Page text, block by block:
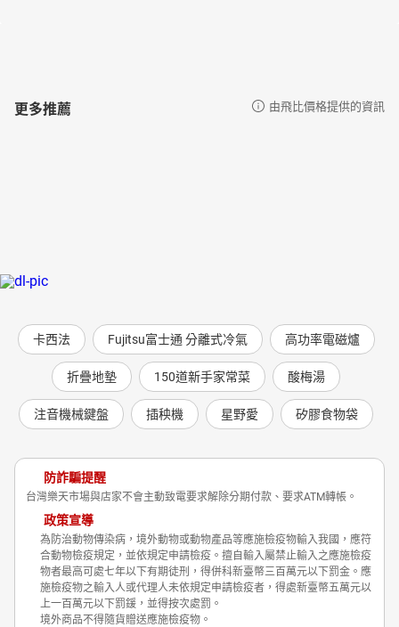
更多推薦 由飛比價格提供的資訊
卡西法 Fujitsu富士通 分離式冷氣 高功率電磁爐
折疊地墊 150道新手家常菜 酸梅湯
注音機械鍵盤 插秧機 星野愛 矽膠食物袋
防詐騙提醒
台灣樂天市場與店家不會主動致電要求解除分期付款、要求ATM轉帳。
政策宣導
為防治動物傳染病，境外動物或動物產品等應施檢疫物輸入我國，應符
合動物檢疫規定，並依規定申請檢疫。擅自輸入屬禁止輸入之應施檢疫
物者最高可處七年以下有期徒刑，得併科新臺幣三百萬元以下罰金。應
施檢疫物之輸入人或代理人未依規定申請檢疫者，得處新臺幣五萬元以
上一百萬元以下罰鍰，並得按次處罰。
境外商品不得隨貨贈送應施檢疫物。